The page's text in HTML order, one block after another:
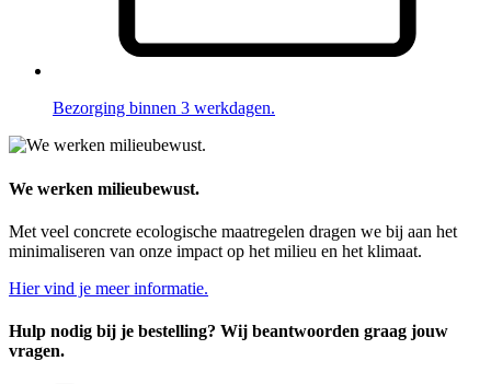
Bezorging binnen 3 werkdagen.
We werken milieubewust.
Met veel concrete ecologische maatregelen dragen we bij aan het
minimaliseren van onze impact op het milieu en het klimaat.
Hier vind je meer informatie.
Hulp nodig bij je bestelling? Wij beantwoorden graag jouw
vragen.